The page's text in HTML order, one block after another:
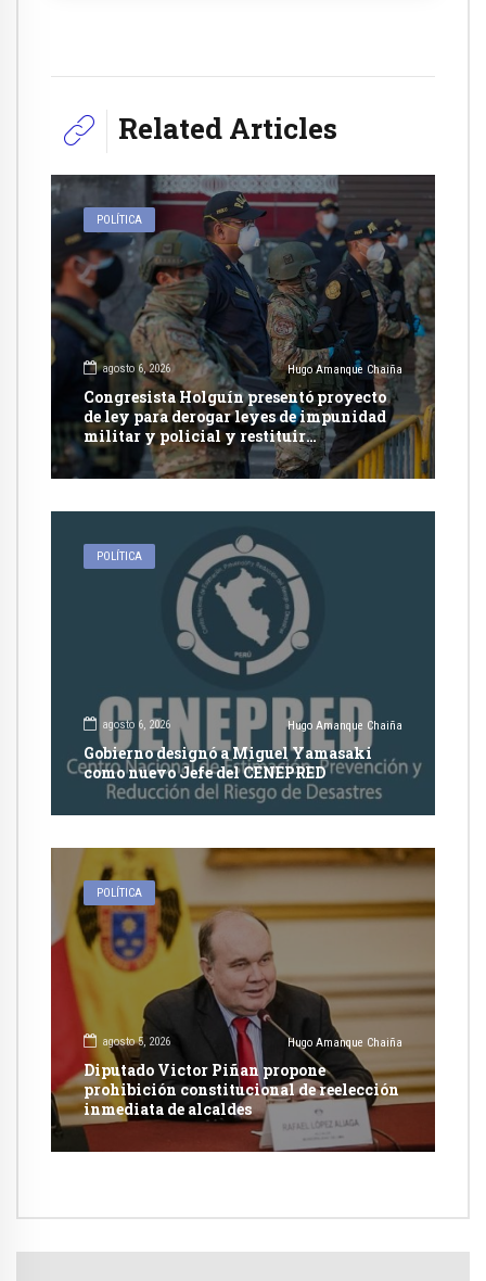
Related Articles
POLÍTICA
agosto 6, 2026 Hugo Amanque Chaiña
Congresista Holguín presentó proyecto
de ley para derogar leyes de impunidad
militar y policial y restituir
competencia de justicia ordinaria
POLÍTICA
agosto 6, 2026 Hugo Amanque Chaiña
Gobierno designó a Miguel Yamasaki
como nuevo Jefe del CENEPRED
POLÍTICA
agosto 5, 2026 Hugo Amanque Chaiña
Diputado Victor Piñan propone
prohibición constitucional de reelección
inmediata de alcaldes